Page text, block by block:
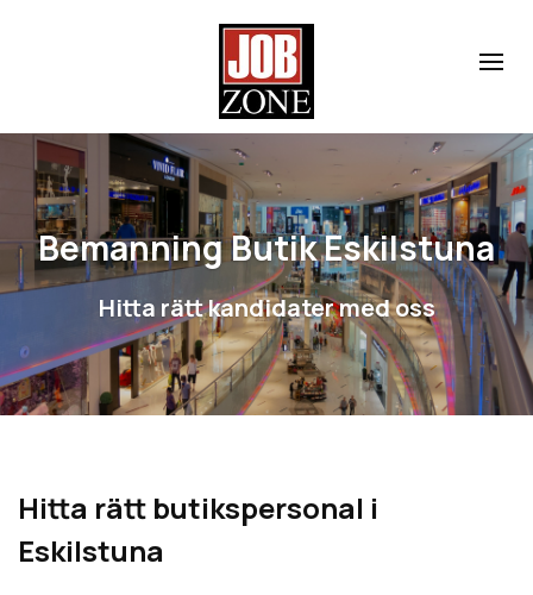
Bemanning Butik Eskilstuna
Hitta rätt kandidater med oss
Hitta rätt butikspersonal i
Eskilstuna